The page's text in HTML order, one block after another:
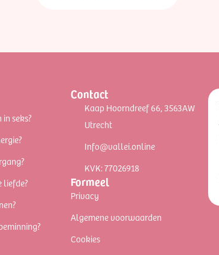
seks?
liefde?
Contact
Kaap Hoorndreef 66, 3563AW
Utrecht
Info@vallei.online
KVK: 77026918
Formeel
Privacy
Algemene voorwaarden
Cookies